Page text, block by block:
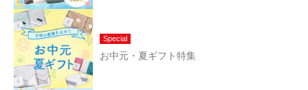
Special
お中元・夏ギフト特集